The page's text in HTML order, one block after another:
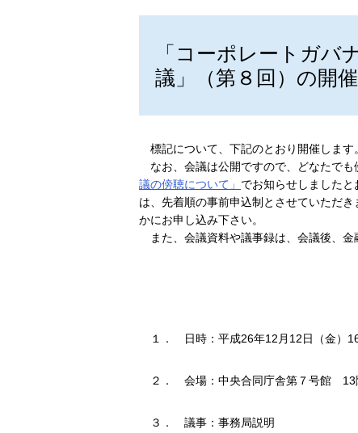
「コーポレートガバ
議」（第８回）の開
標記について、下記のとおり開催します。
なお、会議は公開ですので、どなたで
議の傍聴について」 でお知らせしました
は、先着順の事前申込制とさせていただ
かにお申し込み下さい。
また、会議資料や議事録は、会議後、
１． 日時：平成26年12月12日（金）
２． 会場：中央合同庁舎第７号館
３．
議事：事務局説明